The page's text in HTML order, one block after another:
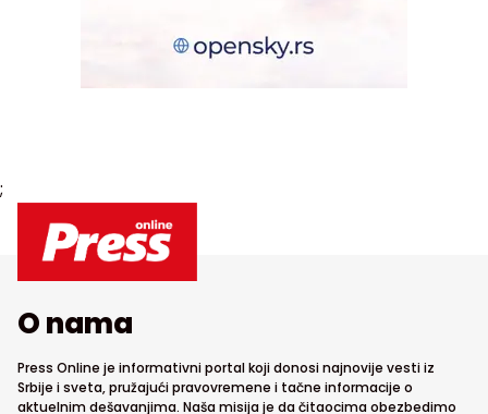
;
O nama
Press Online je informativni portal koji donosi najnovije vesti iz
Srbije i sveta, pružajući pravovremene i tačne informacije o
aktuelnim dešavanjima. Naša misija je da čitaocima obezbedimo